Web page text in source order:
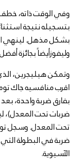
وفي الوقت ذاته، خطف
وليفوزأيضاً بجائزة
وتمكن هيليجرين،
اقرب منافسيه جاك
ضربة في البطولة
الآسيوية.